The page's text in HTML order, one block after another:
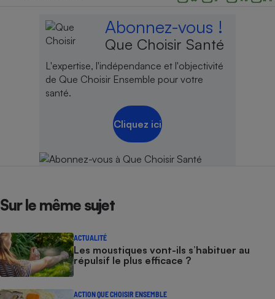
Abonnez-vous !
Que Choisir Santé
L'expertise, l'indépendance et l'objectivité
de Que Choisir Ensemble pour votre
santé.
Cliquez ici
Sur le même sujet
ACTUALITÉ
Les moustiques vont-ils s’habituer au
répulsif le plus efficace ?
ACTION QUE CHOISIR ENSEMBLE